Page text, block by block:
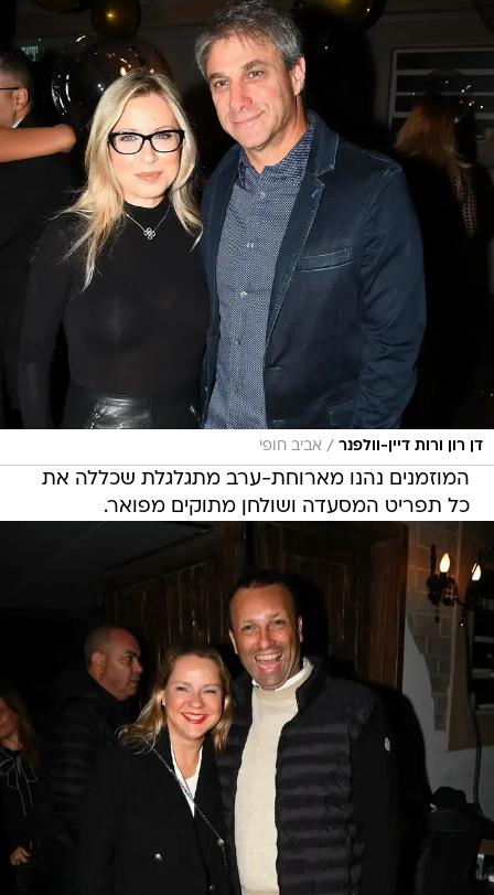
דן רון ורות דיין-וולפנר / אביב חופי
המוזמנים נהנו מארוחת-ערב מתגלגלת שכללה את
כל תפריט המסעדה ושולחן מתוקים מפואר.